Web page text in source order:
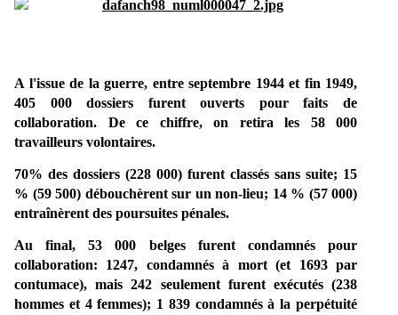
A l'issue de la guerre, entre septembre 1944 et fin 1949,
405 000 dossiers furent ouverts pour faits de
collaboration. De ce chiffre, on retira les 58 000
travailleurs volontaires.
70% des dossiers (228 000) furent classés sans suite; 15
% (59 500) débouchèrent sur un non-lieu; 14 % (57 000)
entraînèrent des poursuites pénales.
Au final, 53 000 belges furent condamnés pour
collaboration: 1247, condamnés à mort (et 1693 par
contumace), mais 242 seulement furent exécutés (238
hommes et 4 femmes); 1 839 condamnés à la perpétuité